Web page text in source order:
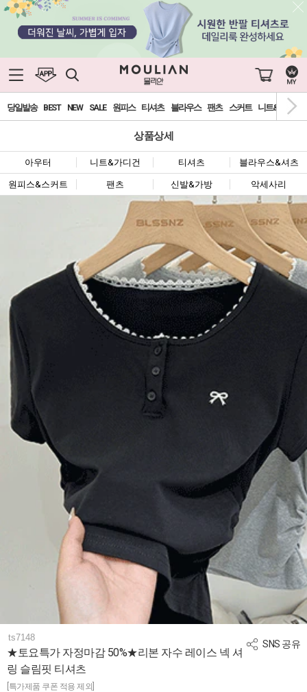
당일발송 BEST NEW SALE 원피스 티셔츠 블라우스 팬츠 스커트 니트&가디건
상품상세
아우터 니트&가디건 티셔츠 블라우스&셔츠
원피스&스커트 팬츠 신발&가방 악세사리
SNS 공유
ts7148
★토요특가 자정마감 50%★리본 자수 레이스 넥 셔
링 슬림핏 티셔츠
[특가제품 쿠폰 적용 제외]